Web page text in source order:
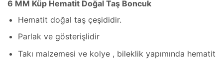
6 MM Küp Hematit Doğal Taş Boncuk
Hematit doğal taş çeşididir.
Parlak ve gösterişlidir
Takı malzemesi ve kolye , bileklik yapımında hematit